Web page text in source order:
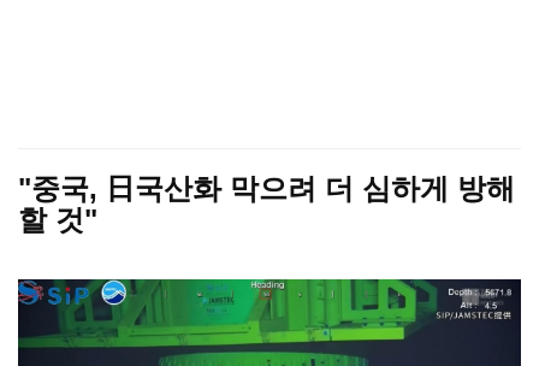
"중국, 日국산화 막으려 더 심하게 방해
할 것"